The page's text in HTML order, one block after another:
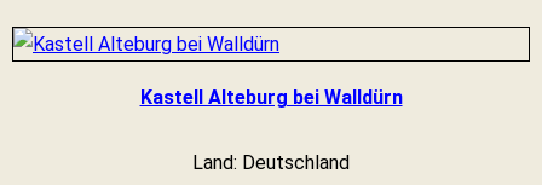
Kastell Alteburg bei Walldürn
Land: Deutschland